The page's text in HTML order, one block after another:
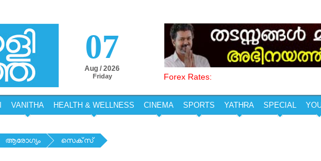
07
Aug / 2026
Friday Forex Rates:
VANITHA HEALTH & WELLNESS CINEMA SPORTS YATHRA SPECIAL
ആരോഗ്യം സെക്‌സ്‌